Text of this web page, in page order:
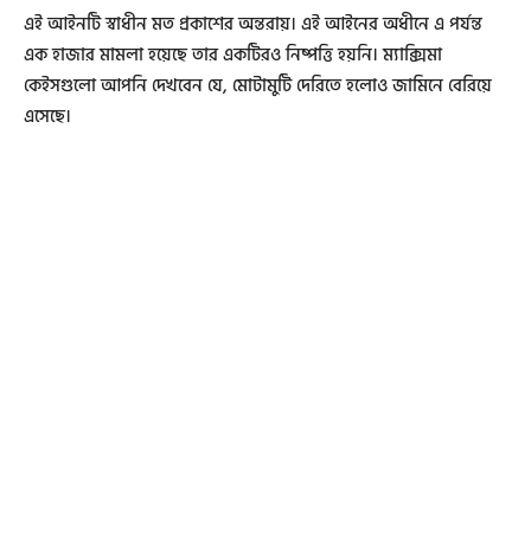
এই আইনটি স্বাধীন মত প্রকাশের অন্তরায়। এই আইনের অধীনে এ পর্যন্ত
এক হাজার মামলা হয়েছে তার একটিরও নিষ্পত্তি হয়নি। ম্যাক্সিমা
কেইসগুলো আপনি দেখবেন যে, মোটামুটি দেরিতে হলোও জামিনে বেরিয়ে
এসেছে।